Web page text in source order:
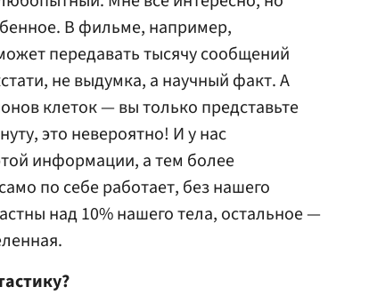
В фильме, например,
передавать тысячу сообщений
не выдумка, а научный факт. А
клеток — вы только представьте
это невероятно! И у нас
информации, а тем более
по себе работает, без нашего
над 10% нашего тела, остальное —